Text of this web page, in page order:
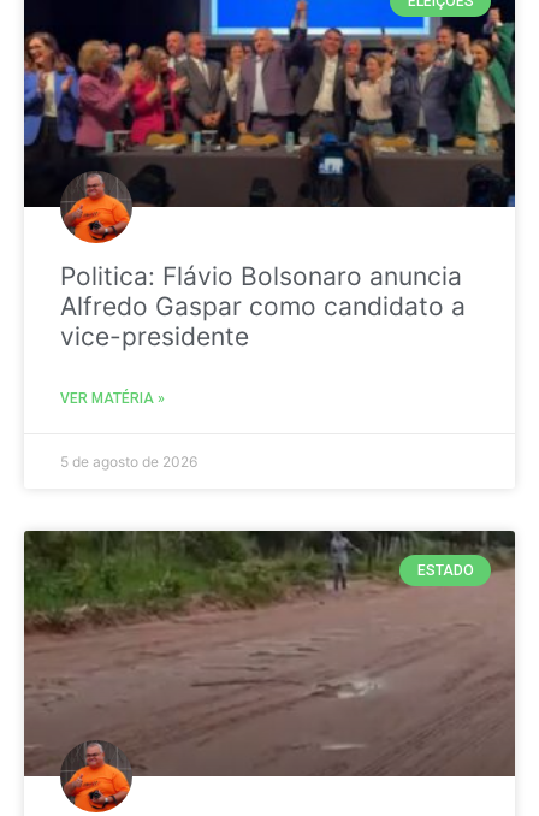
Politica: Flávio Bolsonaro anuncia
Alfredo Gaspar como candidato a
vice-presidente
VER MATÉRIA »
5 de agosto de 2026
ESTADO